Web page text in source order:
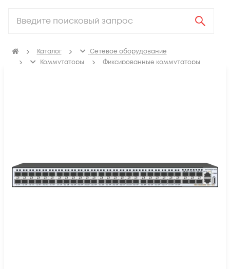
Каталог
Сетевое оборудование
Коммутаторы
Фиксированные коммутаторы